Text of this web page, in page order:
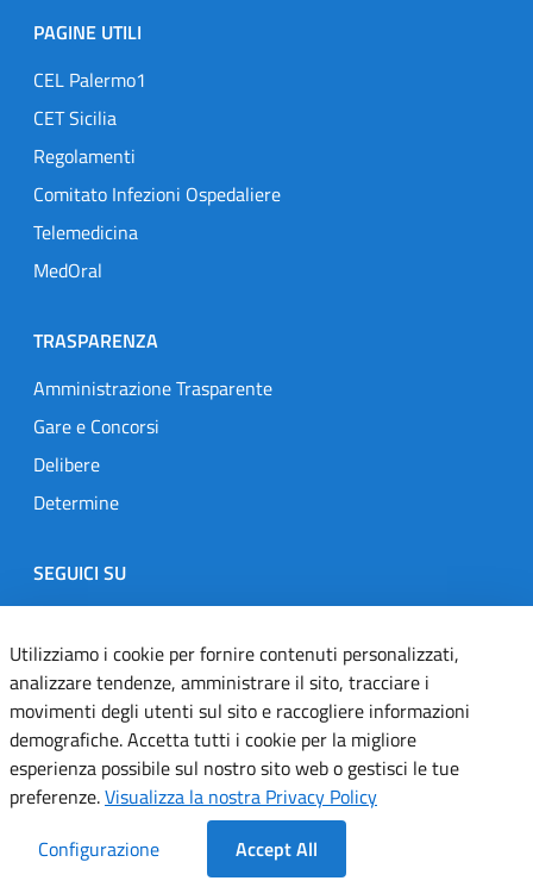
PAGINE UTILI
CEL Palermo1
CET Sicilia
Regolamenti
Comitato Infezioni Ospedaliere
Telemedicina
MedOral
TRASPARENZA
Amministrazione Trasparente
Gare e Concorsi
Delibere
Determine
SEGUICI SU
Designers Italia
TwitterInstagramYoutubeLinkedin
Dichiarazione di accessibilità
Informativa cookie
Utilizziamo i cookie per fornire contenuti personalizzati,
analizzare tendenze, amministrare il sito, tracciare i
movimenti degli utenti sul sito e raccogliere informazioni
demografiche. Accetta tutti i cookie per la migliore
esperienza possibile sul nostro sito web o gestisci le tue
preferenze.Visualizza la nostra Privacy Policy
Configurazione
Accept All